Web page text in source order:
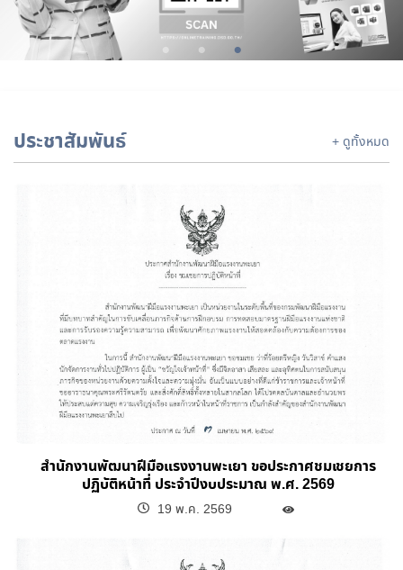
ประชาสัมพันธ์ + ดูทั้งหมด
สำนักงานพัฒนาฝีมือแรงงานพะเยา ขอประกาศชมเชยการ
ปฏิบัติหน้าที่ ประจำปีงบประมาณ พ.ศ. 2569
19 พ.ค. 2569